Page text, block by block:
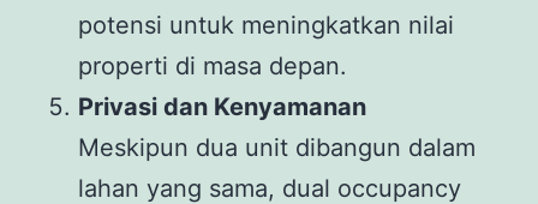
potensi untuk meningkatkan nilai
properti di masa depan.
Privasi dan Kenyamanan
Meskipun dua unit dibangun dalam
lahan yang sama, dual occupancy